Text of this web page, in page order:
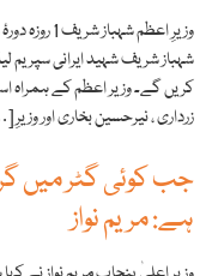
وزیرِ اعظم
شہباز شریف شہید ایرانی
کریں گے۔ وزیر اعظم کے ہمراہ
زرداری ، نیرحسین بخاری اور
جب کوئی گٹر میں
ہے: مریم نواز